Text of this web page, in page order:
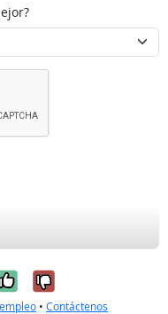
fue útil
No, no fue
• Contáctenos